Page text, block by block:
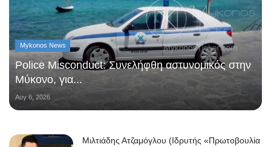
Mykonos News
Police Misconduct: Συνελήφθη αστυνομικός στην
Μύκονο, για...
Αυγ 6, 2026
Μιλτιάδης Ατζαμόγλου (Ιδρυτής «Πρωτοβουλία